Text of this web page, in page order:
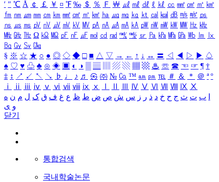
′ ″ ℃ Å ￠ ￡ ￥ ¤ ℉ ‰ ＄ ％ Ｆ ￦ ㎕ ㎖ ㎗ ℓ ㎘ ㏄ ㎣ ㎤ ㎥ ㎦
㎙ ㎚ ㎛ ㎜ ㎝ ㎞ ㎟ ㎠ ㎡ ㎢ ㏊ ㎍ ㎎ ㎏ ㏏ ㎈ ㎉ ㏈ ㎧ ㎨ ㎰
㎱ ㎲ ㎳ ㎴ ㎵ ㎶ ㎷ ㎸ ㎹ ㎀ ㎁ ㎂ ㎃ ㎄ ㎺ ㎻ ㎽ ㎾ ㎿ ㎐ ㎑
㎒ ㎓ ㎔ Ω ㏀ ㏁ ㎊ ㎋ ㎌ ㏖ ㏅ ㎭ ㎮ ㎯ ㏛ ㎩ ㎪ ㎫ ㎬ ㏝ ㏐
㏓
㏃ ㏉ ㏜ ㏆
§ ※ ☆ ★ ○ ● ◎ ◇ ◆ □ ■ △ ▽ → ← ↑ ↓ ↔ 〓 ◁ ◀ ▷ ▶ ♤
♠ ♡ ♥ ♧ ♣ ⊙ ◈ ▣ ◐ ◑ ▒ ▤ ▨ ▧ ▦ ▩ ♨ ☏ ☎ ☜ ☞ ¶ †
‡ ↕ ↗ ↙ ↖ ↘ ♭ ♩ ♪ ♬ ㉿ ㈜ № ㏇ ™ ㏂ ㏘ ℡ ＃ ＆ ＊ ＠ ª º
ⅰ
ⅱ ⅲ ⅳ ⅴ ⅵ ⅶ ⅷ ⅸ ⅹ Ⅳ Ⅴ Ⅵ Ⅶ Ⅷ Ⅸ Ⅹ
ب ت ث ج ح خ د ذ ر ز س ش ص ض ط ظ ع غ ف ق ک ل م ن ه
و ی
닫기
통합검색
국내학술논문